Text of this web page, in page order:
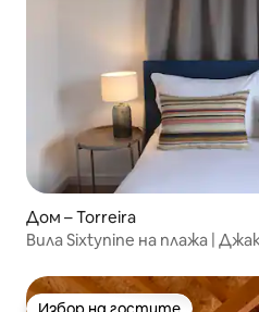
Дом – Torreira
Вила Sixtynine на плажа |